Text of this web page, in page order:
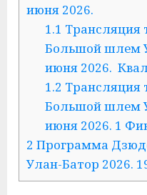
июня 2026.
1.1 Трансляция
Большой шлем
июня 2026.
1.2 Трансляция
Большой шлем
июня 2026. 1
2 Программа
Улан-Батор 2026.